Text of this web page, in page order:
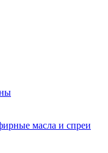
масла и спреи